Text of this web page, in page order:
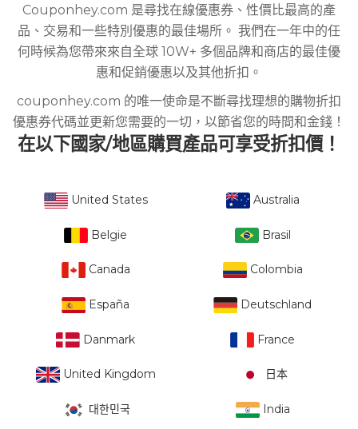
Couponhey.com 是尋找在線優惠券、性價比最高的產
品、交易和一些特別優惠的最佳場所。 我們在一年中的任
何時候為您帶來來自全球 10W+ 多個品牌和商店的最佳優
惠和促銷優惠以及其他折扣。
couponhey.com 的唯一使命是不斷尋找理想的購物折扣
優惠券代碼並更新您需要的一切，以節省您的時間和金錢！
在以下國家/地區購買產品可享受折扣價！
United States Australia
Belgie Brasil
Canada Colombia
España Deutschland
Danmark France
United Kingdom 日本
대한민국 India